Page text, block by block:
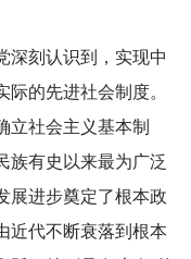
深刻认识到，实现中
的先进社会制度。
立社会主义基本制
族有史以来最为广泛
展进步奠定了根本政
近代不断衰落到根本